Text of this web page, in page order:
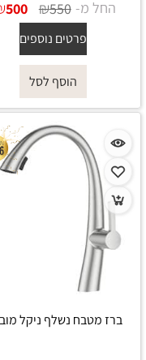
החל מ- ₪550
500
פרטים נוספים
הוסף לסל
ברז מטבח נשלף ניקל